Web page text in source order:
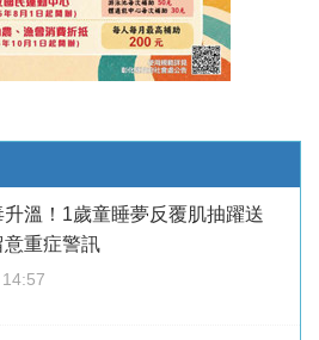
溫！1歲童睡夢反覆肌抽躍送
重症警訊